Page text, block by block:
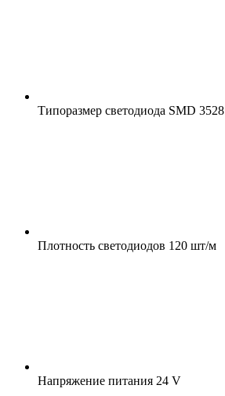
Типоразмер светодиода SMD 3528
Плотность светодиодов 120 шт/м
Напряжение питания 24 V